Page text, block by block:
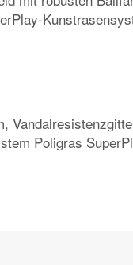
Poligras